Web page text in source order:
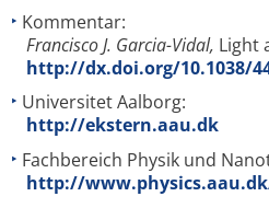
Kommentar:
Francisco J. Garcia-Vidal, Light
http://dx.doi.org/10.1038/
Universitet Aalborg:
http://ekstern.aau.dk
Fachbereich Physik und
http://